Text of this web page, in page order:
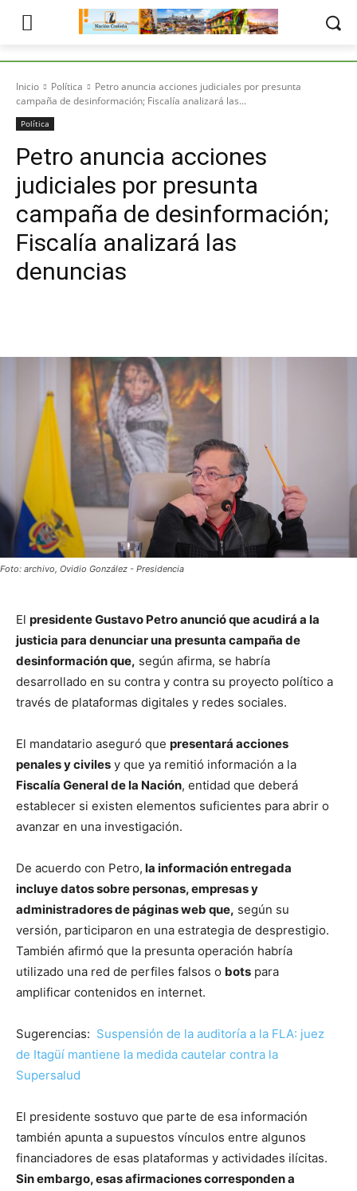
Inicio Política
Petro anuncia acciones judiciales por presunta
campaña de desinformación; Fiscalía analizará las...
Política
Petro anuncia acciones
judiciales por presunta
campaña de desinformación;
Fiscalía analizará las
denuncias
Foto: archivo, Ovidio González - Presidencia
El presidente Gustavo Petro anunció que acudirá a la
justicia para denunciar una presunta campaña de
desinformación que, según afirma, se habría
desarrollado en su contra y contra su proyecto político a
través de plataformas digitales y redes sociales.
El mandatario aseguró que presentará acciones
penales y civiles y que ya remitió información a la
Fiscalía General de la Nación, entidad que deberá
establecer si existen elementos suficientes para abrir o
avanzar en una investigación.
De acuerdo con Petro, la información entregada
incluye datos sobre personas, empresas y
administradores de páginas web que, según su
versión, participaron en una estrategia de desprestigio.
También afirmó que la presunta operación habría
utilizado una red de perfiles falsos o bots para
amplificar contenidos en internet.
Sugerencias: Suspensión de la auditoría a la FLA: juez
de Itagüí mantiene la medida cautelar contra la
Supersalud
El presidente sostuvo que parte de esa información
también apunta a supuestos vínculos entre algunos
financiadores de esas plataformas y actividades ilícitas.
Sin embargo, esas afirmaciones corresponden a